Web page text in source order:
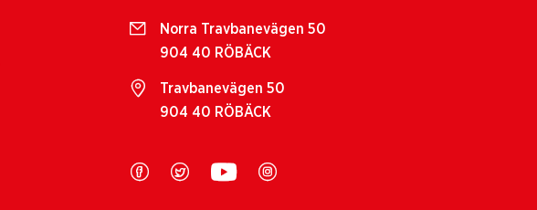
Norra Travbanevägen 50
904 40 RÖBÄCK
Travbanevägen 50
904 40 RÖBÄCK